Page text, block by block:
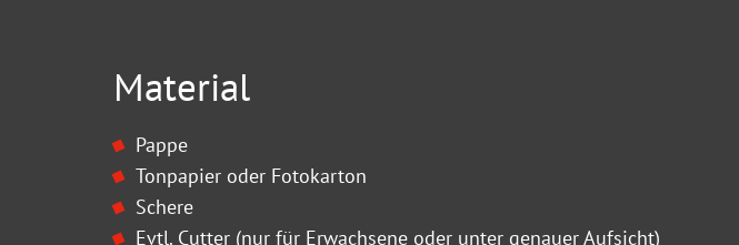
Material
Pappe
Tonpapier oder Fotokarton
Schere
Evtl. Cutter (nur für Erwachsene oder unter genauer Aufsicht)